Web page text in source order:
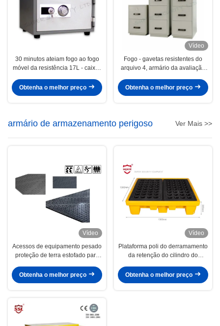
30 minutos ateiam fogo ao fogo
móvel da resistência 17L - caixas
proteção resistente, fogo - caixa
Obtenha o melhor preço
Vídeo
Fogo - gavetas resistentes do
arquivo 4, armário da avaliação
Obtenha o melhor preço
armário de armazenamento perigoso Ver Mais >>
Vídeo
Acessos de equipamento pesado
proteção de terra estofado para
almofadas de trabalho
Obtenha o melhor preço
Vídeo
Plataforma poli do derramamento
da retenção do cilindro do
Obtenha o melhor preço